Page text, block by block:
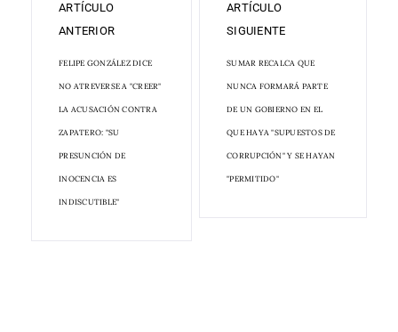
ARTÍCULO
ANTERIOR
FELIPE GONZÁLEZ DICE
NO ATREVERSE A "CREER"
LA ACUSACIÓN CONTRA
ZAPATERO: "SU
PRESUNCIÓN DE
INOCENCIA ES
INDISCUTIBLE"
ARTÍCULO
SIGUIENTE
SUMAR RECALCA QUE
NUNCA FORMARÁ PARTE
DE UN GOBIERNO EN EL
QUE HAYA "SUPUESTOS DE
CORRUPCIÓN" Y SE HAYAN
"PERMITIDO"